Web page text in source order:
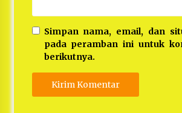
Simpan nama, email, dan
pada peramban ini untuk
berikutnya.